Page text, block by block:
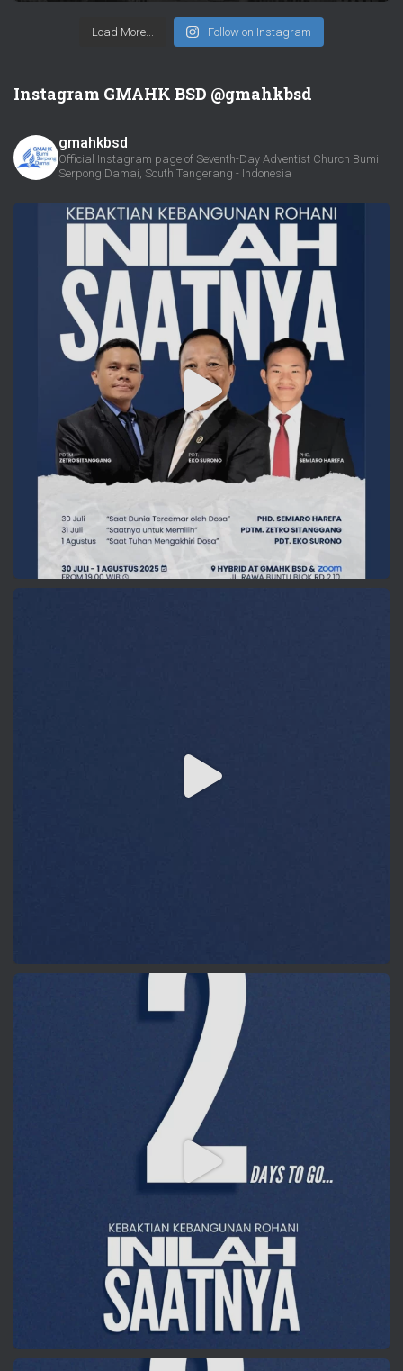
Load More... Follow on Instagram
Instagram GMAHK BSD @gmahkbsd
gmahkbsd
Official Instagram page of Seventh-Day Adventist Church Bumi
Serpong Damai, South Tangerang - Indonesia